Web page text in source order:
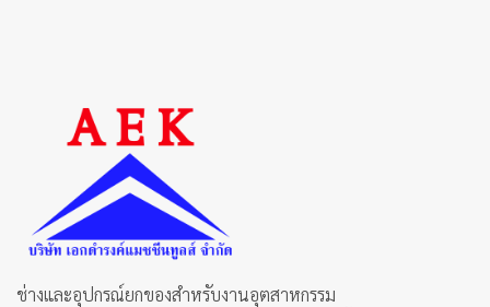
chosen
on
the
product
page
ช่างและอุปกรณ์ยกของสำหรับงานอุตสาหกรรม